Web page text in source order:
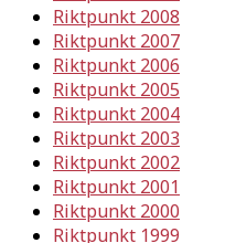
Riktpunkt 2008
Riktpunkt 2007
Riktpunkt 2006
Riktpunkt 2005
Riktpunkt 2004
Riktpunkt 2003
Riktpunkt 2002
Riktpunkt 2001
Riktpunkt 2000
Riktpunkt 1999